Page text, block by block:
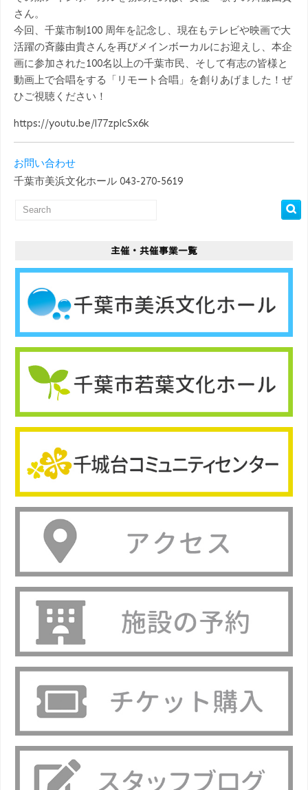
さん。
今回、千葉市制100 周年を記念し、現在もテレビや映画で大
活躍の斉藤由貴さんを再びメインボーカルにお迎えし、本企
画に参加された100名以上の千葉市民、そして有志の皆様と
動画上で合唱をする「リモート合唱」を創りあげました！ぜ
ひご視聴ください！
https://youtu.be/l77zplcSx6k
お問い合わせ
千葉市美浜文化ホール 043-270-5619
主催・共催事業一覧